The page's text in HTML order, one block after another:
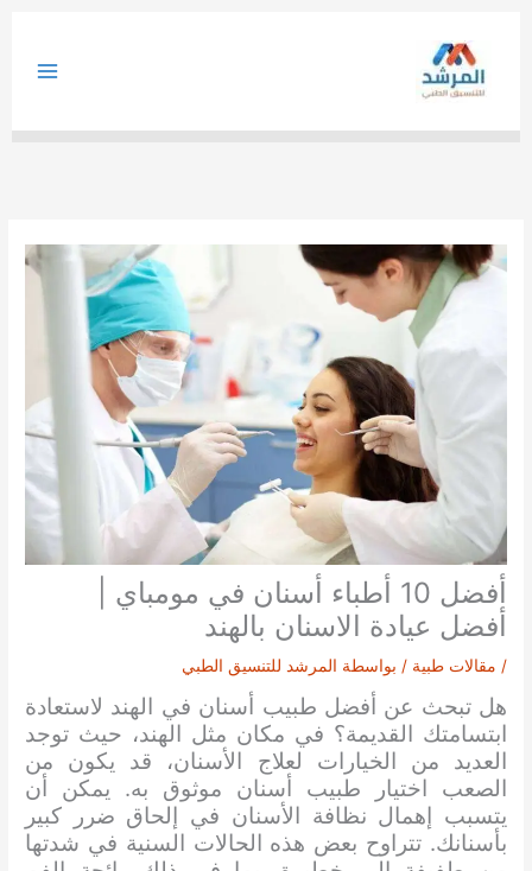
أفضل 10 أطباء أسنان في مومباي |
أفضل عيادة الاسنان بالهند
/ مقالات طبية / بواسطة المرشد للتنسيق الطبي
هل تبحث عن أفضل طبيب أسنان في الهند لاستعادة
ابتسامتك القديمة؟ في مكان مثل الهند، حيث توجد
العديد من الخيارات لعلاج الأسنان، قد يكون من
الصعب اختيار طبيب أسنان موثوق به. يمكن أن
يتسبب إهمال نظافة الأسنان في إلحاق ضرر كبير
بأسنانك. تتراوح بعض هذه الحالات السنية في شدتها